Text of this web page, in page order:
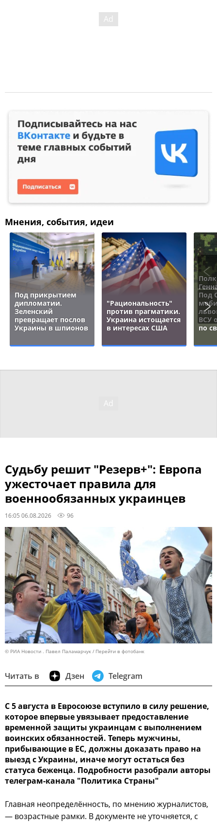
Мнения, события, идеи
Под прикрытием
дипломатии.
Зеленский
превращает послов
Украины в шпионов
"Рациональность"
против прагматики.
Украина истощается
в интересах США
Под
ВСУ
по
Судьбу решит "Резерв+": Европа
ужесточает правила для
военнообязанных украинцев
16:05 06.08.2026 96
© РИА Новости . Павел Паламарчук Перейти в фотобанк
Читать в Дзен Telegram
С 5 августа в Евросоюзе вступило в силу решение,
которое впервые увязывает предоставление
временной защиты украинцам с выполнением
воинских обязанностей. Теперь мужчины,
прибывающие в ЕС, должны доказать право на
выезд с Украины, иначе могут остаться без
статуса беженца. Подробности разобрали авторы
телеграм-канала "Политика Страны"
Главная неопределённость, по мнению журналистов,
— возрастные рамки. В документе не уточняется, с